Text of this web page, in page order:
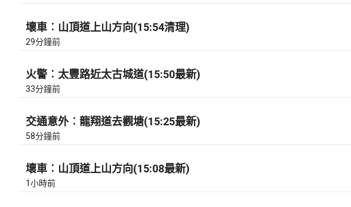
壞車︰山頂道上山方向(15:54清理)
29分鐘前
火警︰太豐路近太古城道(15:50最新)
33分鐘前
交通意外︰龍翔道去觀塘(15:25最新)
58分鐘前
壞車︰山頂道上山方向(15:08最新)
1小時前